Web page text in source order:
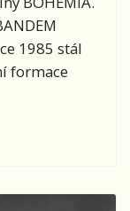
1985 stál
formace